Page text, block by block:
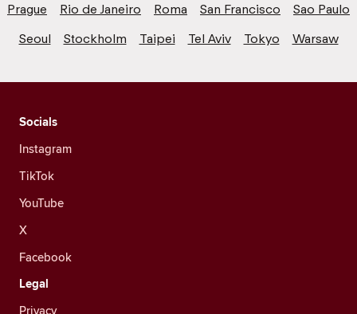
Prague
Rio de Janeiro Roma San Francisco
Sao Paulo
Seoul
Stockholm Taipei Tel Aviv Tokyo Warsaw
Socials
Instagram
TikTok
YouTube
X
Facebook
Legal
Privacy